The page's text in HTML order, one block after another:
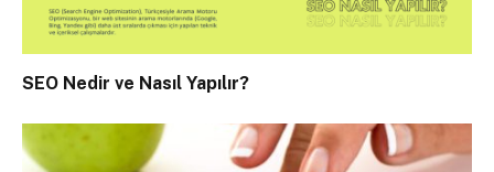
SEO Nedir ve Nasıl Yapılır?